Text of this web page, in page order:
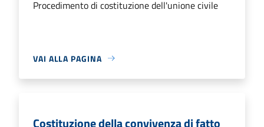
Procedimento di costituzione dell'unione civile
VAI ALLA PAGINA
Costituzione della convivenza di fatto